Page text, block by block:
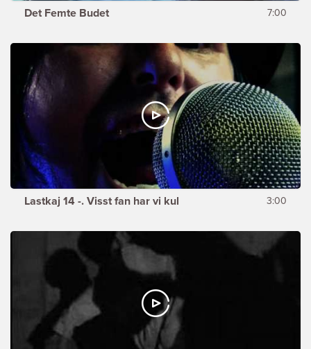
Det Femte Budet 7:00
Lastkaj 14 -. Visst fan har vi kul 3:00